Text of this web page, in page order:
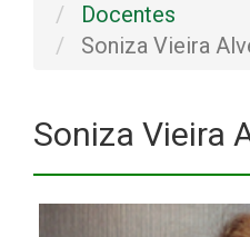
Docentes
Soniza Vieira
Soniza Vieira